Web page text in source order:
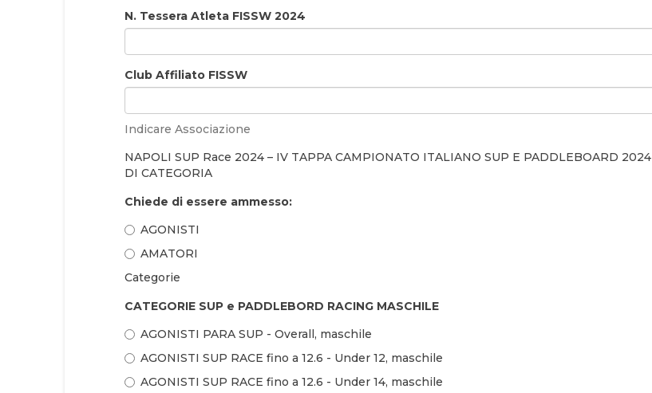
N. Tessera Atleta FISSW 2024
Club Affiliato FISSW
Indicare Associazione
NAPOLI SUP Race 2024 – IV TAPPA CAMPIONATO ITALIANO SUP E PADDLEBOARD 2024
DI CATEGORIA
Chiede di essere ammesso:
AGONISTI
AMATORI
Categorie
CATEGORIE SUP e PADDLEBORD RACING MASCHILE
AGONISTI PARA SUP - Overall, maschile
AGONISTI SUP RACE fino a 12.6 - Under 12, maschile
AGONISTI SUP RACE fino a 12.6 - Under 14, maschile